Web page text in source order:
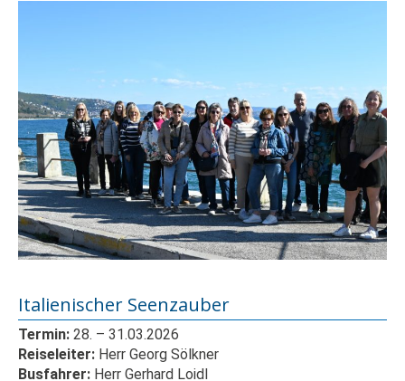
Italienischer Seenzauber
Termin: 28. – 31.03.2026
Reiseleiter: Herr Georg Sölkner
Busfahrer: Herr Gerhard Loidl